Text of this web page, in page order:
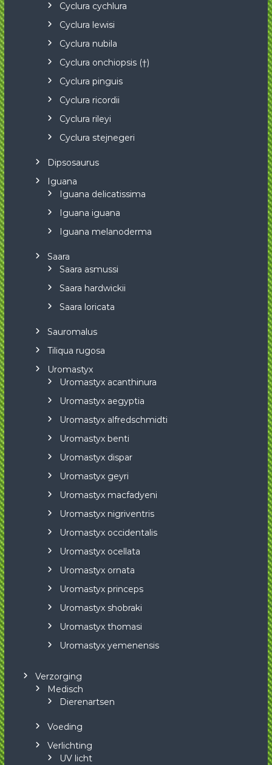
Cyclura cychlura
Cyclura lewisi
Cyclura nubila
Cyclura onchiopsis (†)
Cyclura pinguis
Cyclura ricordii
Cyclura rileyi
Cyclura stejnegeri
Dipsosaurus
Iguana
Iguana delicatissima
Iguana iguana
Iguana melanoderma
Saara
Saara asmussi
Saara hardwickii
Saara loricata
Sauromalus
Tiliqua rugosa
Uromastyx
Uromastyx acanthinura
Uromastyx aegyptia
Uromastyx alfredschmidti
Uromastyx benti
Uromastyx dispar
Uromastyx geyri
Uromastyx macfadyeni
Uromastyx nigriventris
Uromastyx occidentalis
Uromastyx ocellata
Uromastyx ornata
Uromastyx princeps
Uromastyx shobraki
Uromastyx thomasi
Uromastyx yemenensis
Verzorging
Medisch
Dierenartsen
Voeding
Verlichting
UV licht